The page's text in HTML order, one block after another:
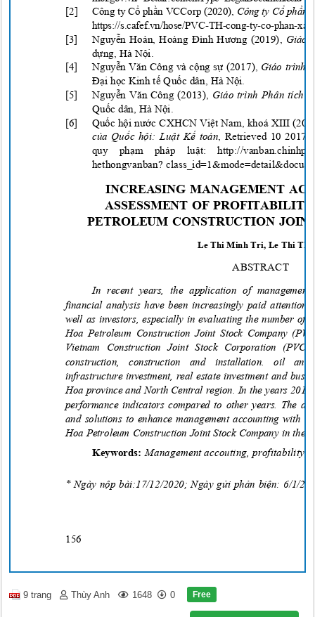
[2] Công tyCổphần VCCorp (2020), Công ty Cổphần
https://s.cafef.vn/hose/PVC-TH-cong-ty-co-phan-
[3] Nguyễn Hoản, Hoàng Đình Hương (2019), Giáo
dựng, Hà Nội.
[4] Nguyễn Văn Công và cộng sự (2017), Giáo trình
Đại học Kinh tếQuốc dân, Hà Nội.
[5] Nguyễn Văn Công (2013), Giáo trình Phân tích
Quốc dân, Hà Nội.
[6] Quốc hội nước CXHCN Việt Nam, khoá XIII
của Quốc hội: Luật Kế toán Retrieved 10
quy phạm pháp luật: http://
hethongvanban?
INCREASING MANAGEMENT
ASSESSMENT OF
PETROLEUM CONSTRUCTION
Le Thi Minh Tri, Le Thi
ABSTRACT
In recent years, the application of
financial analysis have been increasingly paid
well as investors, especially in evaluating the number
Hoa Petroleum Construction Joint Stock Company
Vietnam Construction Joint Stock Corporation
construction, construction and installation. oil
infrastructure investment, real estate investment and
Hoa province and North Central region. In the years
performance indicators compared to other years. The
and solutions to enhance management accounting with
Hoa Petroleum Construction Joint Stock Company in the
Keywords:Management accouting, profitability,
* Ngày nộp bài:17/12/2020; Ngày gửi phản biện: 6/1/
156
9 trang Thùy Anh 1648 0 Free